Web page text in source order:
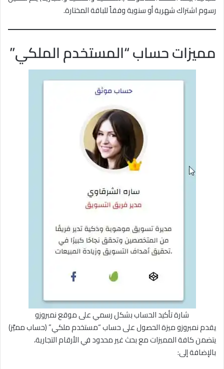
رسوم اشتراك شهرية أو سنوية وفقاً للباقة المختارة.
مميزات حساب “المستخدم الملكي”
شارة تأكيد الحساب بشكل رسمي على موقع نمبروزو
يقدم نمبروزو ميزة الحصول على حساب “مستخدم ملكي” (حساب مميَّز)
يتضمن كافة المميزات مع بحث غير محدود في الأرقام التجارية،
بالإضافة إلى: